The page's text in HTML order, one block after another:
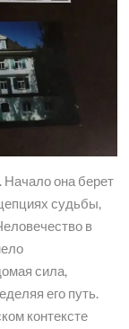
Начало она берет
судьбы,
в
сила,
его путь.
контексте